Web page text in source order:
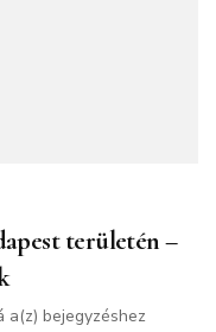
területén –
a(z) Beretta
bejegyzéshez